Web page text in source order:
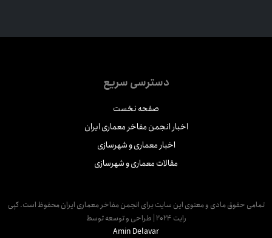
دسترسی سریع
صفحه نخست
اخبار انجمن مفاخر معماری ایران
اخبار معماری و شهرسازی
مقالات معماری و شهرسازی
حقوق مادی و معنوی این سایت برای انجمن مفاخر معماری ایران محفوظ است. کپی
رایت 2024 | طراحی و توسعه توسط
Amin Delavar